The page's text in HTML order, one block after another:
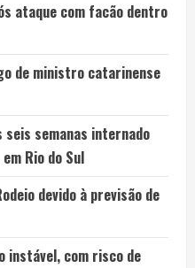
ataque com facão dentro
de ministro catarinense
seis semanas internado
Rio do Sul
devido à previsão de
instável, com risco de